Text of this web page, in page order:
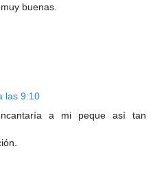
buenas.
las 9:10
a mi peque así tan